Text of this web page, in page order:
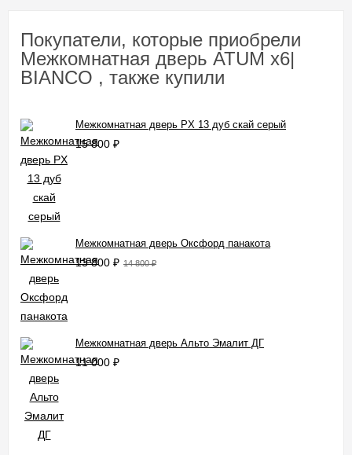
Покупатели, которые приобрели
Межкомнатная дверь ATUM x6|
BIANCO , также купили
Межкомнатная дверь PX 13 дуб скай серый
15 800 ₽
Межкомнатная дверь Оксфорд панакота
13 800 ₽ 14 800₽
Межкомнатная дверь Альто Эмалит ДГ
11 000 ₽